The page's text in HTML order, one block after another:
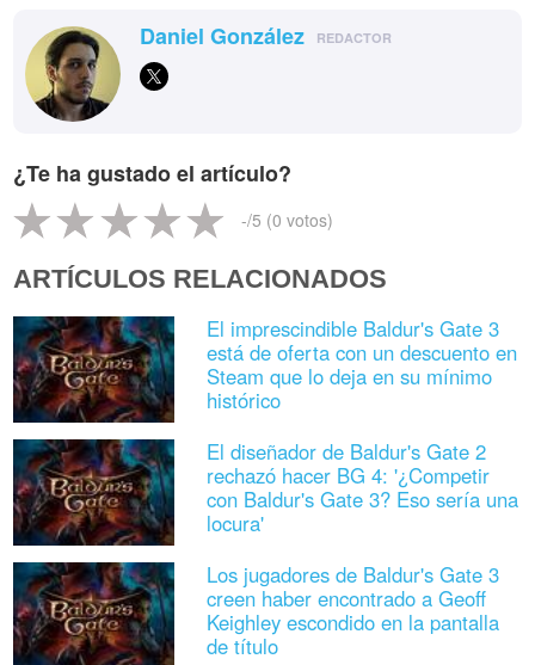
Daniel González REDACTOR
¿Te ha gustado el artículo?
-/5 (0 votos)
ARTÍCULOS RELACIONADOS
El imprescindible Baldur's Gate 3
está de oferta con un descuento en
Steam que lo deja en su mínimo
histórico
El diseñador de Baldur's Gate 2
rechazó hacer BG 4: '¿Competir
con Baldur's Gate 3? Eso sería una
locura'
Los jugadores de Baldur's Gate 3
creen haber encontrado a Geoff
Keighley escondido en la pantalla
de título